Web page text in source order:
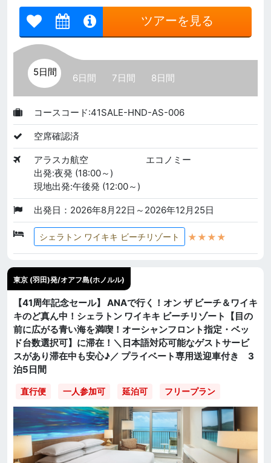
ツアーを見る
5日間
6日間 7日間 8日間
コースコード:41SALE-HND-AS-006
空席確認済
アラスカ航空
エコノミー
出発:夜発 (18:00～)
現地出発:午後発 (12:00～)
出発日：2026年8月22日～2026年12月25日
シェラトン ワイキキ ビーチリゾート ★★★★
東京 (羽田)発/オアフ島(ホノルル)
【41周年記念セール】 ANAで行く！オン ザ ビーチ＆ワイキ
キのど真ん中！シェラトン ワイキキ ビーチリゾート【目の
前に広がる青い海を満喫！オーシャンフロント指定・ベッ
ド台数選択可】に滞在！＼日本語対応可能なゲストサービ
スがあり滞在中も安心♪／ プライベート専用送迎車付き 3
泊5日間
直行便 一人参加可 延泊可 フリープラン